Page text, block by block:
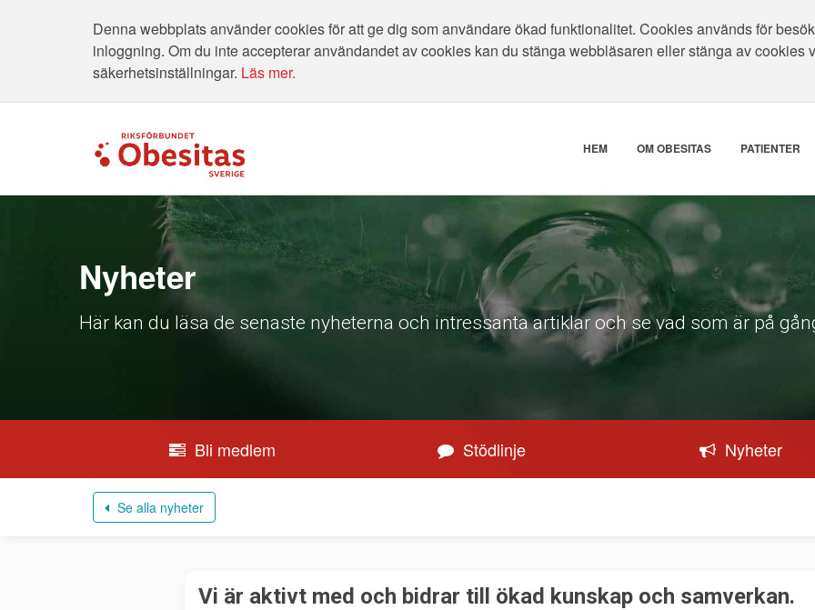
Denna webbplats använder cookies för att ge dig som användare ökad funktionalitet. Cookies används för
inloggning. Om du inte accepterar användandet av cookies kan du stänga webbläsaren eller stänga av cookies
säkerhetsinställningar. Läs mer.
HEM OM OBESITAS PATIENTER
Nyheter
Här kan du läsa de senaste nyheterna och intressanta artiklar och se vad som är på
Bli medlem Stödlinje Nyheter
Se alla nyheter
Vi är aktivt med och bidrar till ökad kunskap och samverkan.